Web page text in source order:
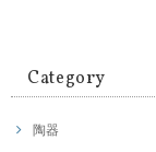
Category
陶器